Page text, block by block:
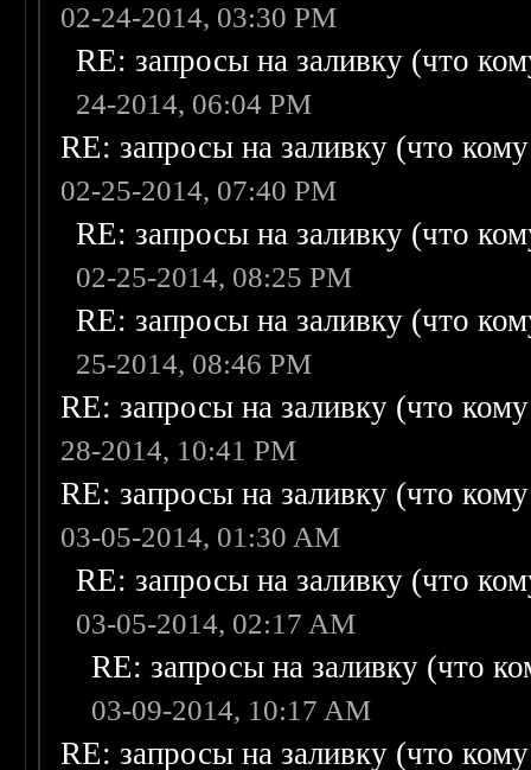
02-24-2014, 03:30 PM
RE: запросы на заливку (что
24-2014, 06:04 PM
RE: запросы на заливку (что
02-25-2014, 07:40 PM
RE: запросы на заливку (что
02-25-2014, 08:25 PM
RE: запросы на заливку (что
25-2014, 08:46 PM
RE: запросы на заливку (что
28-2014, 10:41 PM
RE: запросы на заливку (что
03-05-2014, 01:30 AM
RE: запросы на заливку (что
03-05-2014, 02:17 AM
RE: запросы на заливку (что
03-09-2014, 10:17 AM
RE: запросы на заливку (что